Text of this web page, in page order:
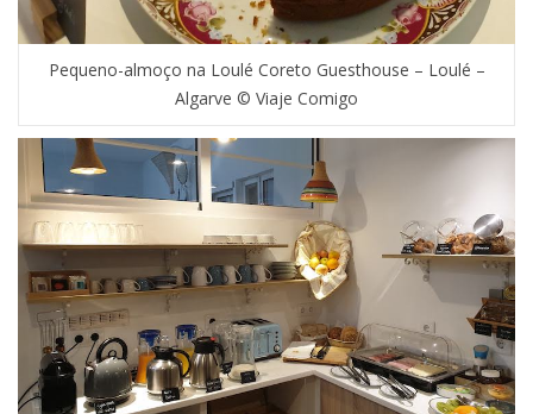
Pequeno-almoço na Loulé Coreto Guesthouse – Loulé –
Algarve © Viaje Comigo